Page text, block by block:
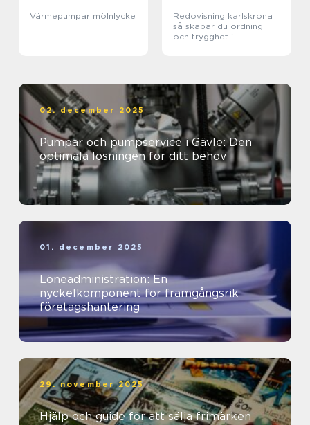
Värmepumpar mölnlycke
Redovisning karlskrona
så skapar du ordning
och trygghet i
02. december 2025
Pumpar och pumpservice i Gävle: Den
optimala lösningen för ditt behov
01. december 2025
Löneadministration: En
nyckelkomponent för framgångsrik
företagshantering
29. november 2025
Hjälp och guide för att sälja frimärken